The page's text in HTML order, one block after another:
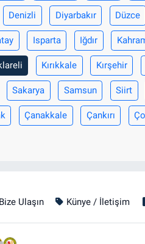
Denizli Diyarbakır Düzce
Isparta Iğdır
Kırıkkale Kırşehir
Sakarya Samsun Siirt
Çanakkale Çankırı
Bize Ulaşın Künye / İletişim